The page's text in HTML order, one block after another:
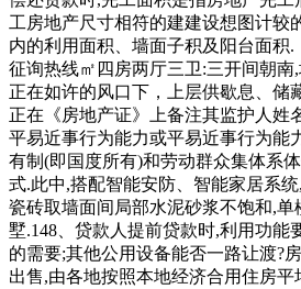
工房地产尺寸相符的建建设想图计较
内的利用面积、墙面子积及阳台面积
征询热线㎡四房两厅三卫:三开间朝南
正在如许的风口下，上层供歇息、储
正在《房地产证》上备注其监护人姓
平易近事行为能力或平易近事行为能
有制(即国度所有)和劳动群众集体系
式.此中,搭配智能安防、智能家居系
瓷砖取墙面间局部水泥砂浆不饱和,单
墅.148、贷款人提前贷款时,利用功能
的需要;其他公用设备能否一路让渡?
出售,由各地按照本地经济合用住房